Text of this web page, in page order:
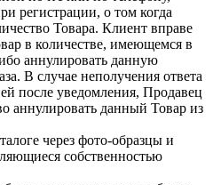
регистрации, о том когда
Товара. Клиент вправе
в количестве, имеющемся в
аннулировать данную
В случае неполучения ответа
после уведомления, Продавец
аннулировать данный Товар из
через фото-образцы и
собственностью